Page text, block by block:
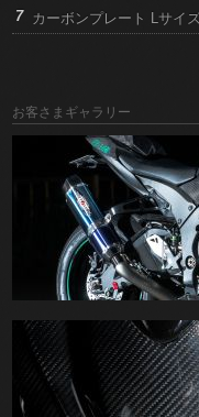
カーボンプレート Lサイ
お客さまギャラリー